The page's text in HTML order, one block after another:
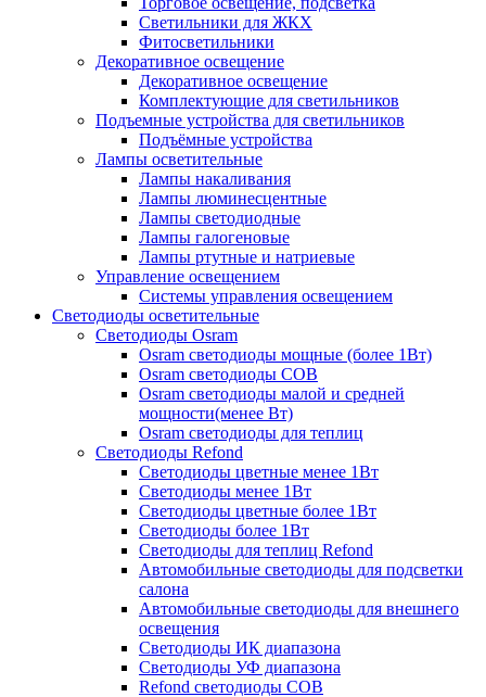
Светильники для ЖКХ
Фитосветильники
Декоративное освещение
Декоративное освещение
Комплектующие для светильников
Подъемные устройства для светильников
Подъёмные устройства
Лампы осветительные
Лампы накаливания
Лампы люминесцентные
Лампы светодиодные
Лампы галогеновые
Лампы ртутные и натриевые
Управление освещением
Системы управления освещением
Светодиоды осветительные
Светодиоды Osram
Osram светодиоды мощные (более 1Вт)
Osram светодиоды COB
Osram светодиоды малой и средней
мощности(менее Вт)
Osram светодиоды для теплиц
Светодиоды Refond
Светодиоды цветные менее 1Вт
Светодиоды менее 1Вт
Светодиоды цветные более 1Вт
Светодиоды более 1Вт
Светодиоды для теплиц Refond
Автомобильные светодиоды для подсветки
салона
Автомобильные светодиоды для внешнего
освещения
Светодиоды ИК диапазона
Светодиоды УФ диапазона
Refond светодиоды COB